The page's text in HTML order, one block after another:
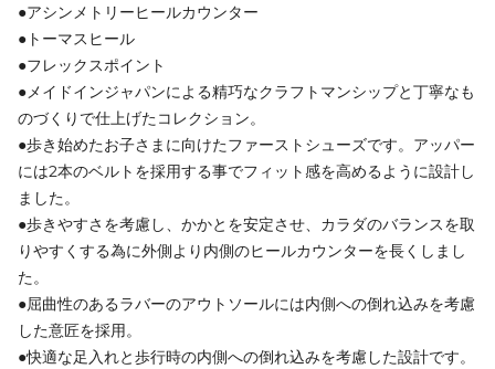
●アシンメトリーヒールカウンター
●トーマスヒール
●フレックスポイント
●メイドインジャパンによる精巧なクラフトマンシップと丁寧なも
のづくりで仕上げたコレクション。
●歩き始めたお子さまに向けたファーストシューズです。アッパー
には2本のベルトを採用する事でフィット感を高めるように設計し
ました。
●歩きやすさを考慮し、かかとを安定させ、カラダのバランスを取
りやすくする為に外側より内側のヒールカウンターを長くしまし
た。
●屈曲性のあるラバーのアウトソールには内側への倒れ込みを考慮
した意匠を採用。
●快適な足入れと歩行時の内側への倒れ込みを考慮した設計です。